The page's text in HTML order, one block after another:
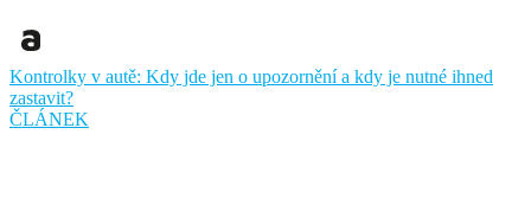
Kontrolky v autě: Kdy jde jen o upozornění a kdy je nutné ihned
zastavit?
ČLÁNEK